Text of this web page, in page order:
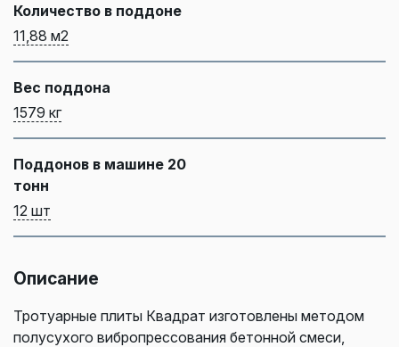
Количество в поддоне
11,88 м2
Вес поддона
1579 кг
Поддонов в машине 20
тонн
12 шт
Описание
Тротуарные плиты Квадрат изготовлены методом
полусухого вибропрессования бетонной смеси,